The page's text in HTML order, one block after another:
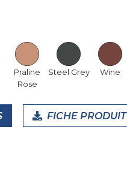
Praline
Rose
Steel Grey Wine
FICHE PRODUIT